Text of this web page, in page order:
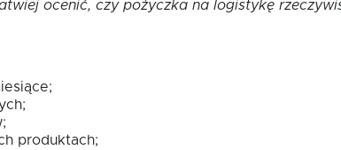
ocenić, czy pożyczka na logistykę
produktach;